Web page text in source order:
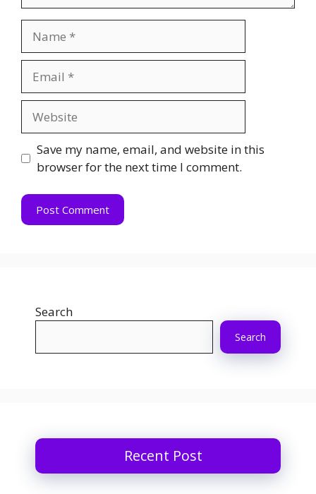
Save my name, email, and website in this
browser for the next time I comment.
Search
Search
Recent Post